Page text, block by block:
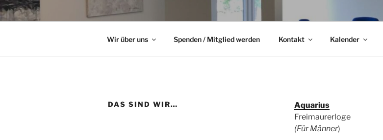
Wir über uns Spenden / Mitglied werden Kontakt Kalender
DAS SIND WIR…
Aquarius
Freimaurerloge
(Für Männer)